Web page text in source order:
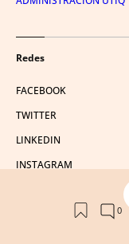
Redes
FACEBOOK
TWITTER
LINKEDIN
INSTAGRAM